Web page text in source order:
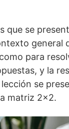
que se
para
y la
se
matriz 2×2.